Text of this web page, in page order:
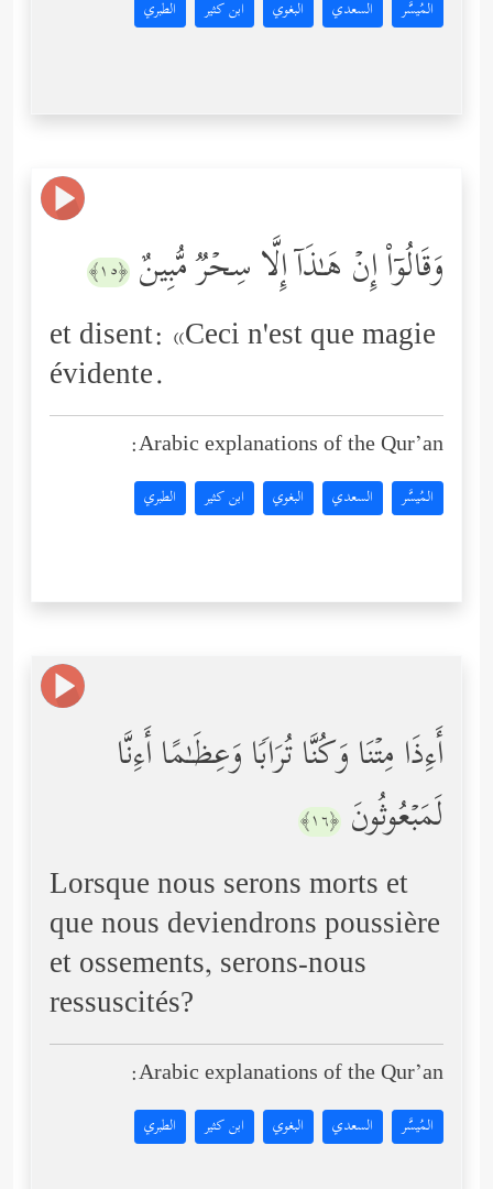
المُيسَّر السعدي البغوي ابن كثير الطبري
وَقَالُوۤاْ إِنۡ هَـٰذَاۤ إِلَّا سِحۡرࣱ مُّبِینٌ ﴿١٥﴾
et disent: «Ceci n'est que magie
évidente.
Arabic explanations of the Qur’an:
المُيسَّر السعدي البغوي ابن كثير الطبري
أَءِذَا مِتۡنَا وَكُنَّا تُرَابࣰا وَعِظَـٰمًا أَءِنَّا
لَمَبۡعُوثُونَ ﴿١٦﴾
Lorsque nous serons morts et
que nous deviendrons poussière
et ossements, serons-nous
ressuscités?
Arabic explanations of the Qur’an:
المُيسَّر السعدي البغوي ابن كثير الطبري